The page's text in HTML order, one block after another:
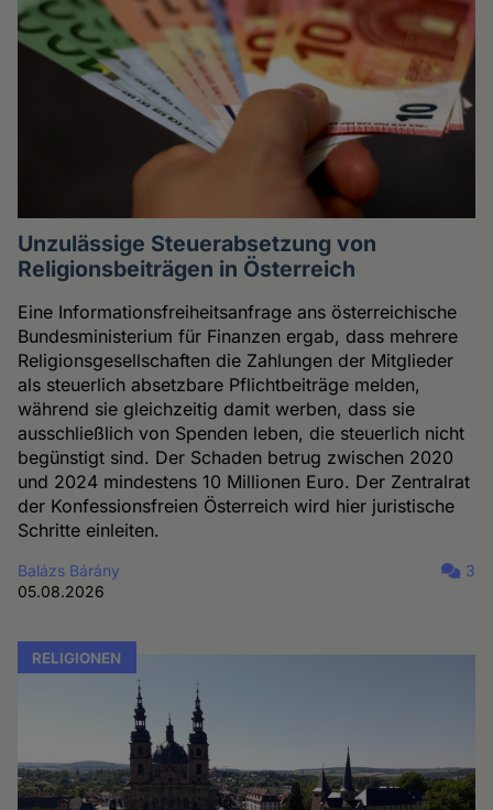
Unzulässige Steuerabsetzung von
Religionsbeiträgen in Österreich
Eine Informationsfreiheitsanfrage ans österreichische
Bundesministerium für Finanzen ergab, dass mehrere
Religionsgesellschaften die Zahlungen der Mitglieder
als steuerlich absetzbare Pflichtbeiträge melden,
während sie gleichzeitig damit werben, dass sie
ausschließlich von Spenden leben, die steuerlich nicht
begünstigt sind. Der Schaden betrug zwischen 2020
und 2024 mindestens 10 Millionen Euro. Der Zentralrat
der Konfessionsfreien Österreich wird hier juristische
Schritte einleiten.
Balázs Bárány
05.08.2026
3
RELIGIONEN